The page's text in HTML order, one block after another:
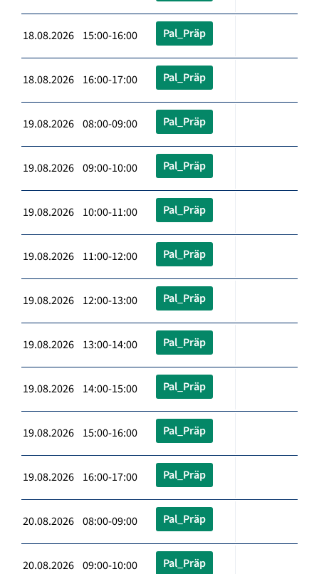
18.08.2026 15:00-16:00 Pal_Präp
18.08.2026 16:00-17:00 Pal_Präp
19.08.2026 08:00-09:00 Pal_Präp
19.08.2026 09:00-10:00 Pal_Präp
19.08.2026 10:00-11:00 Pal_Präp
19.08.2026 11:00-12:00 Pal_Präp
19.08.2026 12:00-13:00 Pal_Präp
19.08.2026 13:00-14:00 Pal_Präp
19.08.2026 14:00-15:00 Pal_Präp
19.08.2026 15:00-16:00 Pal_Präp
19.08.2026 16:00-17:00 Pal_Präp
20.08.2026 08:00-09:00 Pal_Präp
20.08.2026 09:00-10:00 Pal_Präp